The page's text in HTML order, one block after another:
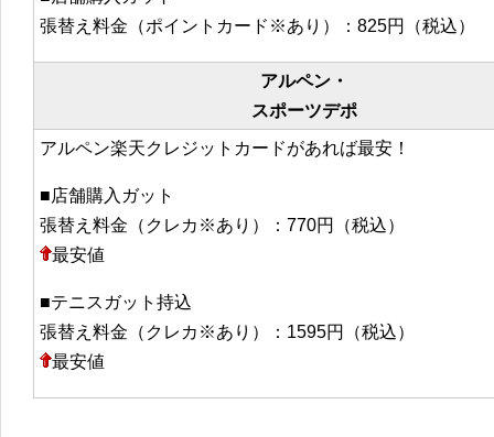
張替え料金（ポイントカード※あり）：825円（税込）
アルペン・
スポーツデポ
アルペン楽天クレジットカードがあれば最安！
■店舗購入ガット
張替え料金（クレカ※あり）：770円（税込）
最安値
■テニスガット持込
張替え料金（クレカ※あり）：1595円（税込）
最安値